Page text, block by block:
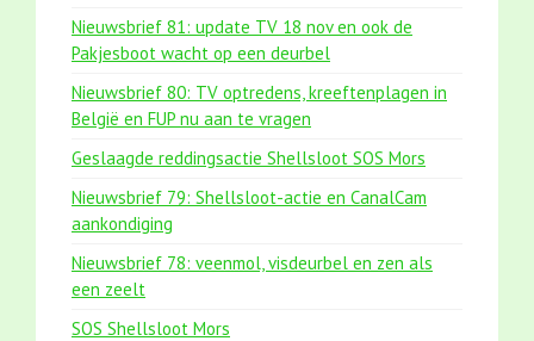
Nieuwsbrief 81: update TV 18 nov en ook de
Pakjesboot wacht op een deurbel
Nieuwsbrief 80: TV optredens, kreeftenplagen in
België en FUP nu aan te vragen
Geslaagde reddingsactie Shellsloot SOS Mors
Nieuwsbrief 79: Shellsloot-actie en CanalCam
aankondiging
Nieuwsbrief 78: veenmol, visdeurbel en zen als
een zeelt
SOS Shellsloot Mors